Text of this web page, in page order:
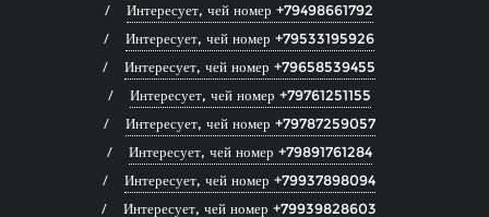
Интересует, чей номер +79498661792
Интересует, чей номер +79533195926
Интересует, чей номер +79658539455
Интересует, чей номер +79761251155
Интересует, чей номер +79787259057
Интересует, чей номер +79891761284
Интересует, чей номер +79937898094
Интересует, чей номер +79939828603